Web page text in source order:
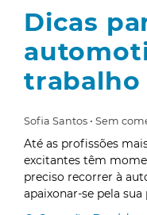
Dicas
trabalho
Sofia Santos Sem
Até as profissões
excitantes têm
preciso recorrer à
apaixonar-se pela sua